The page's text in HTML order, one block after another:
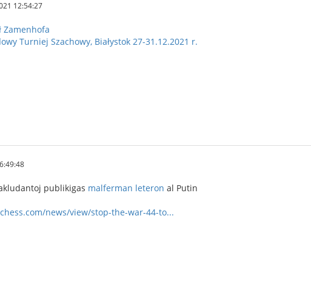
12:54:27
Zamenhofa
Turniej Szachowy, Białystok 27-31.12.2021 r.
publikigas malferman leteron al Putin
news/view/stop-the-war-44-to...